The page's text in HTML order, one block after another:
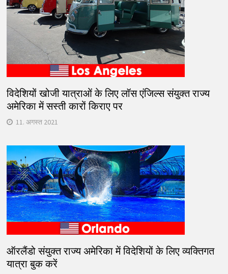
विदेशियों खोजी यात्राओं के लिए लॉस एंजिल्स संयुक्त राज्य
अमेरिका में सस्ती कारों किराए पर
11. अगस्त 2021
ऑरलैंडो संयुक्त राज्य अमेरिका में विदेशियों के लिए व्यक्तिगत
यात्रा बुक करें